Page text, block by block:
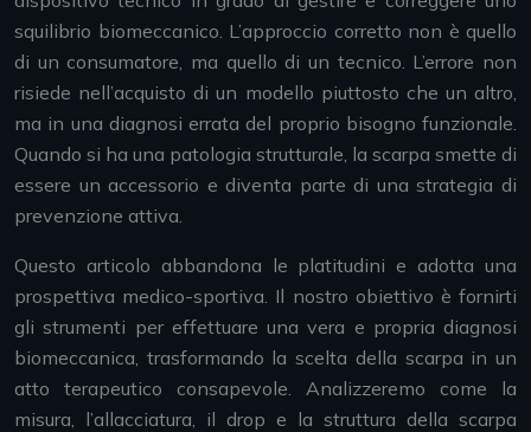
squilibrio biomeccanico. L’approccio corretto non è quello
di un consumatore, ma quello di un tecnico. L’errore non
risiede nell’acquisto di un modello piuttosto che un altro,
ma in una diagnosi errata del proprio bisogno funzionale.
Quando si ha una patologia strutturale, la scarpa smette di
essere un accessorio e diventa parte di una strategia di
prevenzione attiva.
Questo articolo abbandona le platitudini e adotta una
prospettiva medico-sportiva. Il nostro obiettivo è fornirti
gli strumenti per effettuare una vera e propria diagnosi
biomeccanica, trasformando la scelta della scarpa in un
atto terapeutico consapevole. Analizzeremo come la
misura, l’allacciatura, il drop e la struttura della scarpa